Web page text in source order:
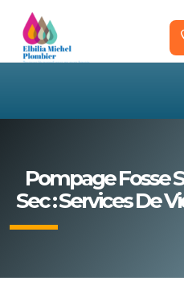
Skip to main content
Pompage Fosse
Sec : Services De